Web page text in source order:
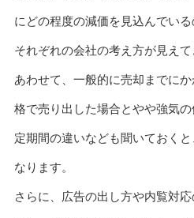
にどの程度の減価を見込んでいる
それぞれの会社の考え方が見えて
あわせて、一般的に売却までに
格で売り出した場合とやや強気
定期間の違いなども聞いておく
なります。
さらに、広告の出し方や内覧対